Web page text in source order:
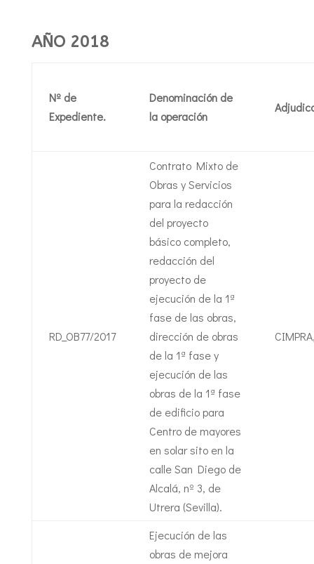
AÑO 2018
Nº de
Expediente.
Denominación de
la operación
RD_OB77/2017
Contrato Mixto de
Obras y Servicios
para la redacción
del proyecto
básico completo,
redacción del
proyecto de
ejecución de la 1ª
fase de las obras,
dirección de obras
de la 1ª fase y
ejecución de las
obras de la 1ª fase
de edificio para
Centro de mayores
en solar sito en la
calle San Diego de
Alcalá, nº 3, de
Utrera (Sevilla).
Ejecución de las
obras de mejora